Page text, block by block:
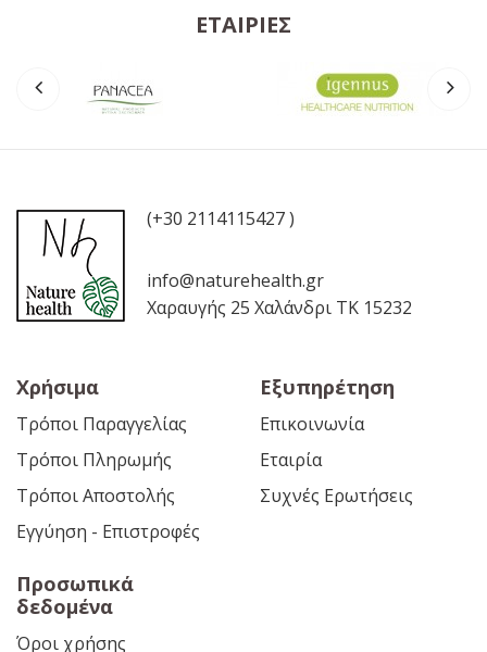
ΕΤΑΙΡΊΕΣ
(+30 2114115427 )
info@naturehealth.gr
Χαραυγής 25 Χαλάνδρι ΤΚ 15232
Χρήσιμα
Τρόποι Παραγγελίας
Τρόποι Πληρωμής
Τρόποι Αποστολής
Εγγύηση - Επιστροφές
Εξυπηρέτηση
Επικοινωνία
Εταιρία
Συχνές Ερωτήσεις
Προσωπικά
δεδομένα
Όροι χρήσης